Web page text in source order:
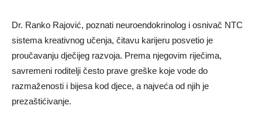
Dr. Ranko Rajović, poznati neuroendokrinolog i osnivač NTC
sistema kreativnog učenja, čitavu karijeru posvetio je
proučavanju dječijeg razvoja. Prema njegovim riječima,
savremeni roditelji često prave greške koje vode do
razmaženosti i bijesa kod djece, a najveća od njih je
prezaštićivanje.